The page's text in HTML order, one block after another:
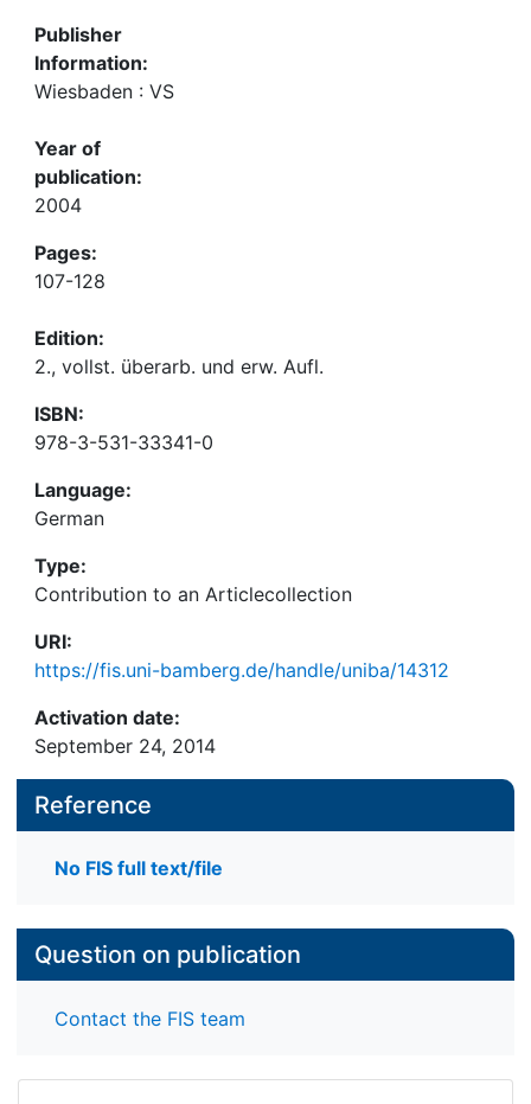
Publisher
Information:
Wiesbaden : VS
Year of
publication:
2004
Pages:
107-128
Edition:
2., vollst. überarb. und erw. Aufl.
ISBN:
978-3-531-33341-0
Language:
German
Type:
Contribution to an Articlecollection
URI:
https://fis.uni-bamberg.de/handle/uniba/14312
Activation date:
September 24, 2014
Reference
No FIS full text/file
Question on publication
Contact the FIS team